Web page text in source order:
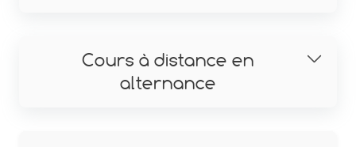
Cours à distance en
alternance